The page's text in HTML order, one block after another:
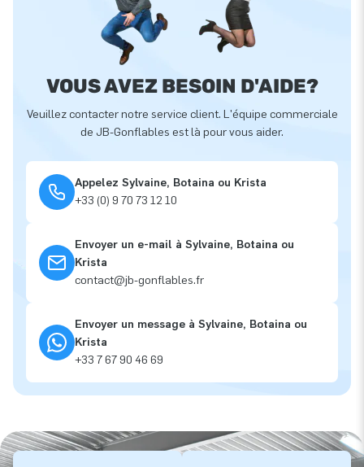
VOUS AVEZ BESOIN D'AIDE?
Veuillez contacter notre service client. L'équipe commerciale
de JB-Gonflables est là pour vous aider.
Appelez Sylvaine, Botaina ou Krista
+33 (0) 9 70 73 12 10
Envoyer un e-mail à Sylvaine, Botaina ou
Krista
contact@jb-gonflables.fr
Envoyer un message à Sylvaine, Botaina ou
Krista
+33 7 67 90 46 69